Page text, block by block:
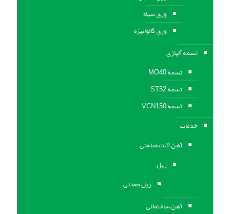
ورق سیاه
ورق گالوانیزه
تسمه آلیاژی
تسمه MO40
تسمه ST52
تسمه VCN150
خدمات
آهن آلات صنعتی
ریل
ریل معدنی
آهن ساختمانی